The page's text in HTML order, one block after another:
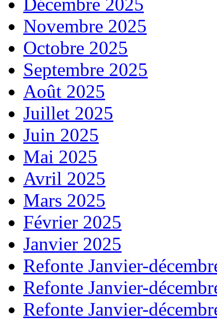
Novembre 2025
Octobre 2025
Septembre 2025
Août 2025
Juillet 2025
Juin 2025
Mai 2025
Avril 2025
Mars 2025
Février 2025
Janvier 2025
Refonte Janvier-
Refonte Janvier-
Refonte Janvier-